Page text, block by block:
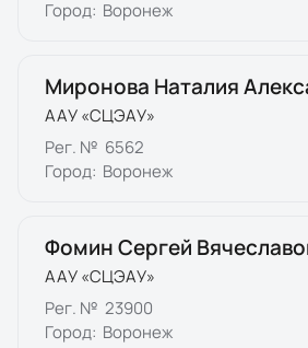
Город: Воронеж
Миронова Наталия
ААУ «СЦЭАУ»
Рег. № 6562
Город: Воронеж
Фомин Сергей
ААУ «СЦЭАУ»
Рег. № 23900
Город: Воронеж